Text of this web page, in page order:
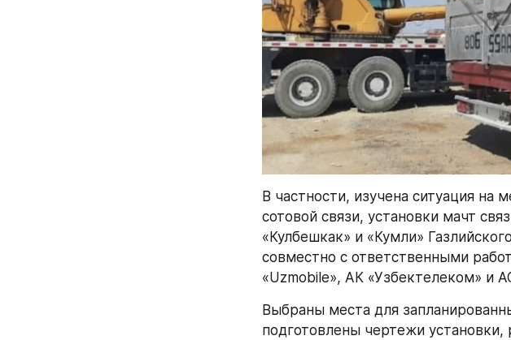
В частности, изучена ситуация на
сотовой связи, установки мачт
«Кулбешкак» и «Кумли»
совместно с ответственными
«Uzmobile», АК «Узбектелеком» и
Выбраны места для
подготовлены чертежи установки,